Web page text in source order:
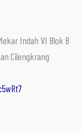
Indah VI Blok B
Cilengkrang